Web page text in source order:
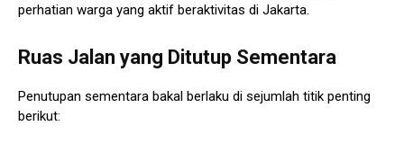
perhatian warga yang aktif beraktivitas di Jakarta.
Ruas Jalan yang Ditutup Sementara
Penutupan sementara bakal berlaku di sejumlah titik penting
berikut: